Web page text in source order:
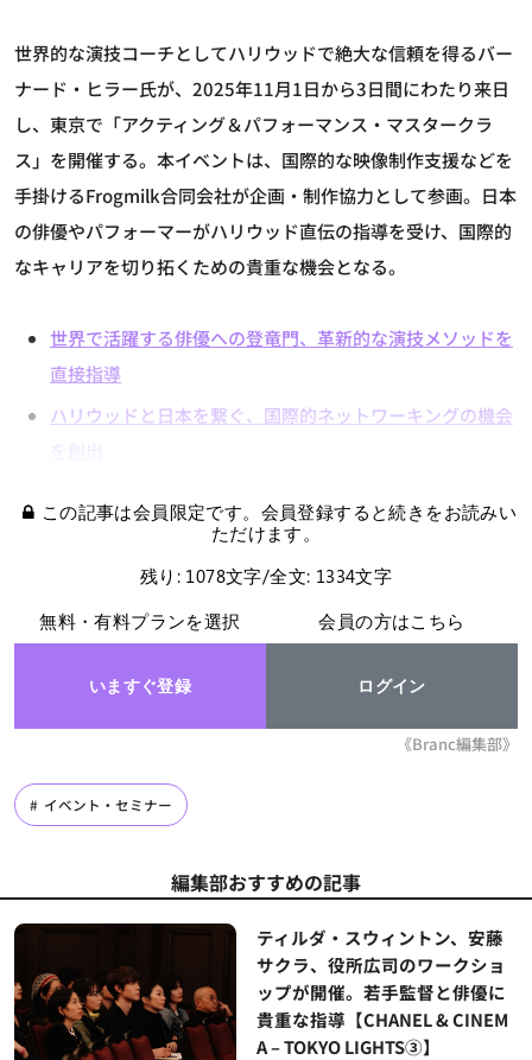
世界的な演技コーチとしてハリウッドで絶大な信頼を得るバー
ナード・ヒラー氏が、2025年11月1日から3日間にわたり来日
し、東京で「アクティング＆パフォーマンス・マスタークラ
ス」を開催する。本イベントは、国際的な映像制作支援などを
手掛けるFrogmilk合同会社が企画・制作協力として参画。日本
の俳優やパフォーマーがハリウッド直伝の指導を受け、国際的
なキャリアを切り拓くための貴重な機会となる。
世界で活躍する俳優への登竜門、革新的な演技メソッドを
直接指導
ハリウッドと日本を繋ぐ、国際的ネットワーキングの機会
を創出
この記事は会員限定です。会員登録すると続きをお読みい
ただけます。
残り: 1078文字/全文: 1334文字
無料・有料プランを選択
いますぐ登録
会員の方はこちら
ログイン
《Branc編集部》
イベント・セミナー
編集部おすすめの記事
ティルダ・スウィントン、安藤
サクラ、役所広司のワークショ
ップが開催。若手監督と俳優に
貴重な指導【CHANEL & CINEM
A – TOKYO LIGHTS③】